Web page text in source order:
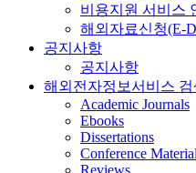
비용지원 서비스
해외자료신청(E-
공지사항
공지사항
해외전자정보서비스 검
Academic Journals
Ebooks
Dissertations
Conference
Reviews